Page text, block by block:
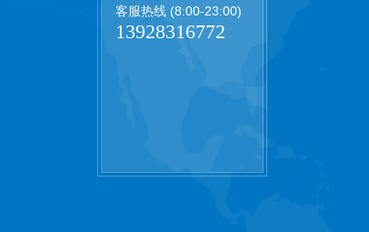
客服热线 (8:00-23:00)
13928316772